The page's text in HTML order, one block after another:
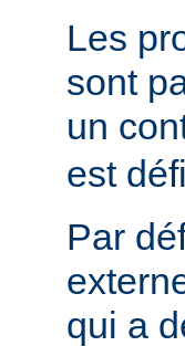
Les
sont
un
est
Par
qui a